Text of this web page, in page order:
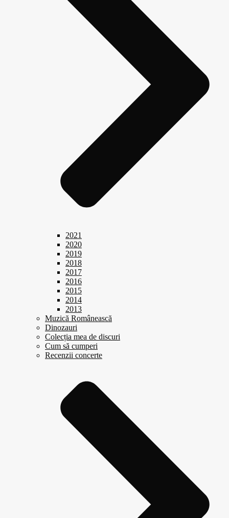
2021
2020
2019
2018
2017
2016
2015
2014
2013
Muzică Românească
Dinozauri
Colecția mea de discuri
Cum să cumperi
Recenzii concerte